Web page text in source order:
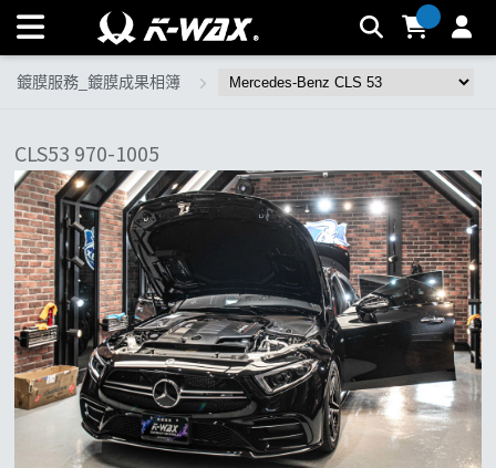
Mercedes-Benz CLS 53 | K-WAX台灣汽車美容材料
鍍膜服務_鍍膜成果相簿
CLS53 970-1005